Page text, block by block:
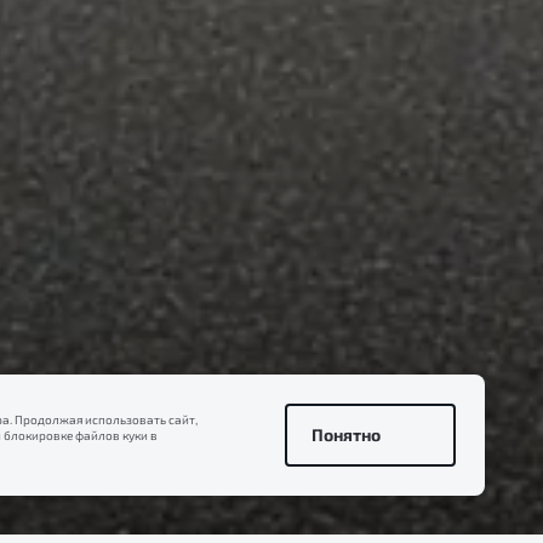
Продолжая использовать сайт,
файлов куки в
Понятно